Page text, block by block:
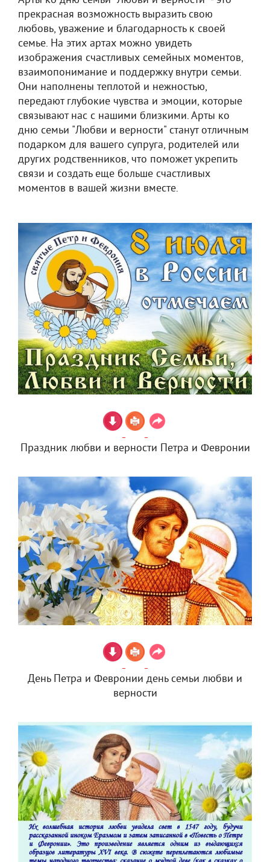
прекрасная возможность выразить свою
любовь, уважение и благодарность к своей
семье. На этих артах можно увидеть
изображения счастливых семейных моментов,
взаимопонимание и поддержку внутри семьи.
Они наполнены теплотой и нежностью,
передают глубокие чувства и эмоции, которые
связывают нас с нашими близкими. Арты ко
дню семьи "Любви и верности" станут отличным
подарком для вашего супруга, родителей или
других родственников, что поможет укрепить
связи и создать еще больше счастливых
моментов в вашей жизни вместе.
Праздник любви и верности Петра и Февронии
День Петра и Февронии день семьи любви и
верности